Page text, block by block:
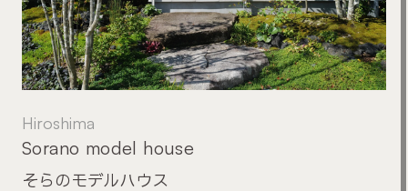
Hiroshima
そらのモデルハウス
Sorano model house